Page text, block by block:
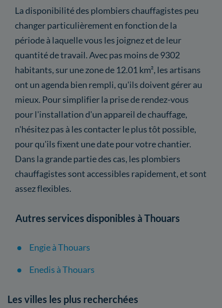
La disponibilité des plombiers chauffagistes peu
changer particulièrement en fonction de la
période à laquelle vous les joignez et de leur
quantité de travail. Avec pas moins de 9302
habitants, sur une zone de 12.01 km², les artisans
ont un agenda bien rempli, qu'ils doivent gérer au
mieux. Pour simplifier la prise de rendez-vous
pour l'installation d'un appareil de chauffage,
n'hésitez pas à les contacter le plus tôt possible,
pour qu'ils fixent une date pour votre chantier.
Dans la grande partie des cas, les plombiers
chauffagistes sont accessibles rapidement, et sont
assez flexibles.
Autres services disponibles à Thouars
Engie à Thouars
Enedis à Thouars
Les villes les plus recherchées